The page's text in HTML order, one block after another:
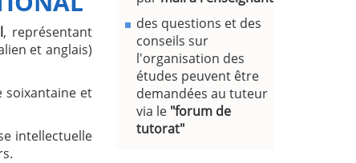
, représentant
et anglais)
soixantaine et
intellectuelle
des questions et des
conseils sur
l'organisation des
études peuvent être
demandées au tuteur
via le "forum de
tutorat"